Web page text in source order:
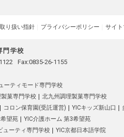
り扱い指針 プライバシーポリシー サイ
門学校
Fax:0835-26-1155
ーティモード専門学校
製菓専門学校
北九州調理製菓専門学校
コロン保育園(受託運営) YICキッズ新山口
望苑
YIC介護ホーム 第3希望苑
ューティ専門学校 YIC京都日本語学院